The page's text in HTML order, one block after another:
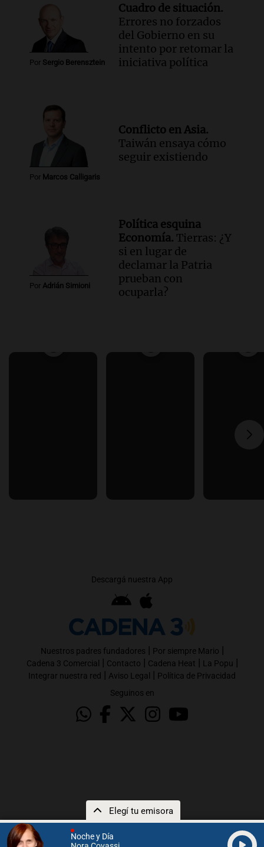
Noche y Día
Elegí tu emisora
Por Sergio Berensztein
Cuadro de situación.
Errores no forzados
del Gobierno en su
intento por retomar la
iniciativa política
Por Marcos Calligaris
Conflicto en Asia.
Taiwán ensaya cómo
seguir existiendo
Por Adrián Simioni
Política esquina
Economía. Tierras: ¿Y
si en lugar de
declamar la Patria
prueban con
ocuparla?
Descargá nuestra App
Nuestros padres fundadores | Por siempre Mario |
Cadena 3 Comercial | Contacto | Cadena Heat | La Popu |
Integrar nuestra red | Aviso Legal | Política de Privacidad
Seguinos en